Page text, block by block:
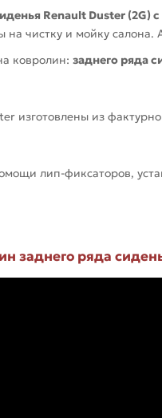
Renault Duster (2G) с
на чистку и мойку
ковролин: заднего ряда
изготовлены из
лип-фиксаторов,
заднего ряда